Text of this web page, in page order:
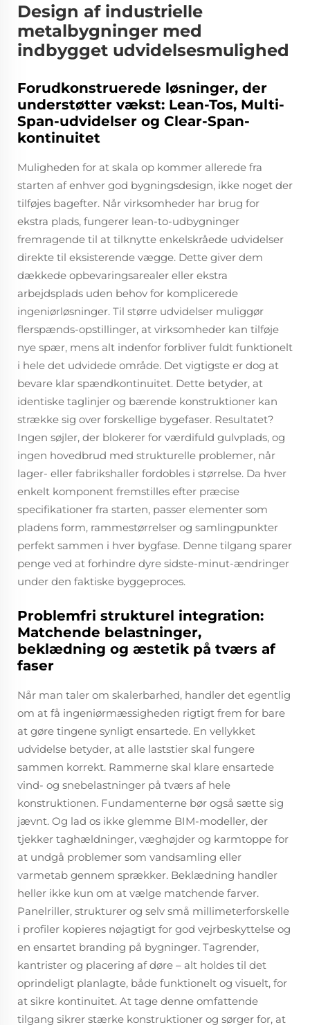
Design af industrielle
metalbygninger med
indbygget udvidelsesmulighed
Forudkonstruerede løsninger, der
understøtter vækst: Lean-Tos, Multi-
Span-udvidelser og Clear-Span-
kontinuitet
Muligheden for at skala op kommer allerede fra
starten af enhver god bygningsdesign, ikke noget der
tilføjes bagefter. Når virksomheder har brug for
ekstra plads, fungerer lean-to-udbygninger
fremragende til at tilknytte enkelskråede udvidelser
direkte til eksisterende vægge. Dette giver dem
dækkede opbevaringsarealer eller ekstra
arbejdsplads uden behov for komplicerede
ingeniørløsninger. Til større udvidelser muliggør
flerspænds-opstillinger, at virksomheder kan tilføje
nye spær, mens alt indenfor forbliver fuldt funktionelt
i hele det udvidede område. Det vigtigste er dog at
bevare klar spændkontinuitet. Dette betyder, at
identiske taglinjer og bærende konstruktioner kan
strække sig over forskellige bygefaser. Resultatet?
Ingen søjler, der blokerer for værdifuld gulvplads, og
ingen hovedbrud med strukturelle problemer, når
lager- eller fabrikshaller fordobles i størrelse. Da hver
enkelt komponent fremstilles efter præcise
specifikationer fra starten, passer elementer som
pladens form, rammestørrelser og samlingpunkter
perfekt sammen i hver bygfase. Denne tilgang sparer
penge ved at forhindre dyre sidste-minut-ændringer
under den faktiske byggeproces.
Problemfri strukturel integration:
Matchende belastninger,
beklædning og æstetik på tværs af
faser
Når man taler om skalerbarhed, handler det egentlig
om at få ingeniørmæssigheden rigtigt frem for bare
at gøre tingene synligt ensartede. En vellykket
udvidelse betyder, at alle laststier skal fungere
sammen korrekt. Rammerne skal klare ensartede
vind- og snebelastninger på tværs af hele
konstruktionen. Fundamenterne bør også sætte sig
jævnt. Og lad os ikke glemme BIM-modeller, der
tjekker taghældninger, væghøjder og karmtoppe for
at undgå problemer som vandsamling eller
varmetab gennem sprækker. Beklædning handler
heller ikke kun om at vælge matchende farver.
Panelriller, strukturer og selv små millimeterforskelle
i profiler kopieres nøjagtigt for god vejrbeskyttelse og
en ensartet branding på bygninger. Tagrender,
kantrister og placering af døre – alt holdes til det
oprindeligt planlagte, både funktionelt og visuelt, for
at sikre kontinuitet. At tage denne omfattende
tilgang sikrer stærke konstruktioner og sørger for, at